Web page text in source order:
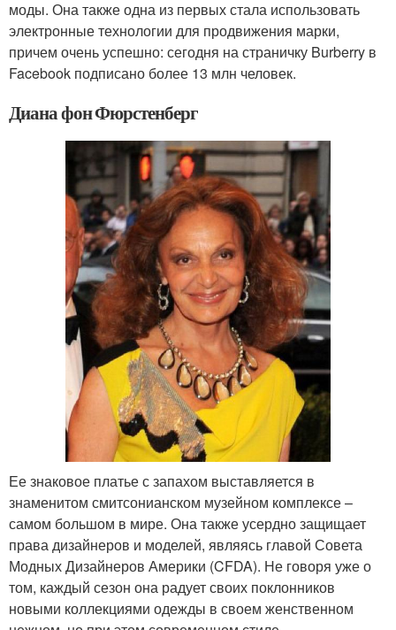
моды. Она также одна из первых стала использовать
электронные технологии для продвижения марки,
причем очень успешно: сегодня на страничку Burberry в
Facebook подписано более 13 млн человек.
Диана фон Фюрстенберг
Ее знаковое платье с запахом выставляется в
знаменитом смитсонианском музейном комплексе –
самом большом в мире. Она также усердно защищает
права дизайнеров и моделей, являясь главой Совета
Модных Дизайнеров Америки (CFDA). Не говоря уже о
том, каждый сезон она радует своих поклонников
новыми коллекциями одежды в своем женственном